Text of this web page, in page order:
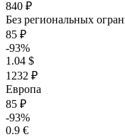
840 ₽
Без региональных
85 ₽
-93%
1.04 $
1232 ₽
Европа
85 ₽
-93%
0.9 €